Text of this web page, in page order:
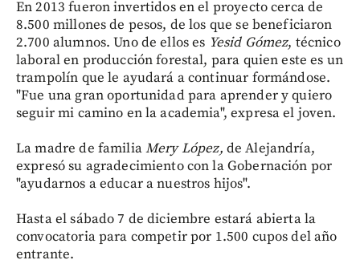
En 2013 fueron invertidos en el proyecto cerca de
8.500 millones de pesos, de los que se beneficiaron
2.700 alumnos. Uno de ellos es Yesid Gómez, técnico
laboral en producción forestal, para quien este es un
trampolín que le ayudará a continuar formándose.
"Fue una gran oportunidad para aprender y quiero
seguir mi camino en la academia", expresa el joven.
La madre de familiaMery López, de Alejandría,
expresó su agradecimiento con la Gobernación por
"ayudarnos a educar a nuestros hijos".
Hasta el sábado 7 de diciembre estará abierta la
convocatoria para competir por 1.500 cupos del año
entrante.